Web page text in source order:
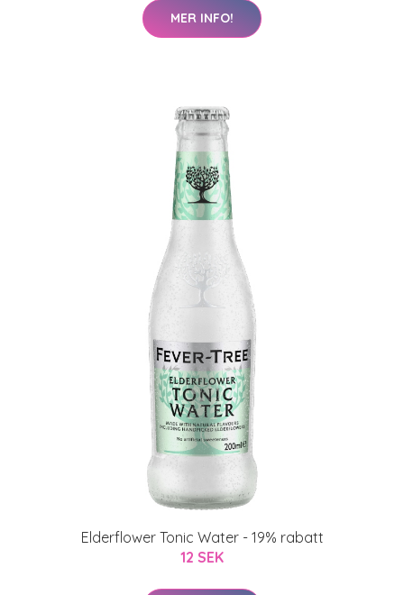
MER INFO!
Elderflower Tonic Water - 19% rabatt
12 SEK